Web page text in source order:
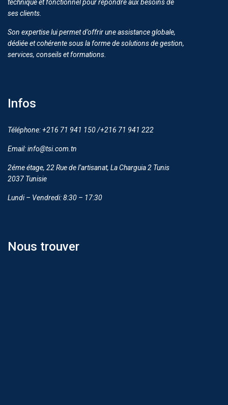
technique et fonctionnel pour répondre aux besoins de
ses clients.
Son expertise lui permet d’offrir une assistance globale,
dédiée et cohérente sous la forme de solutions de gestion,
services, conseils et formations.
Infos
Téléphone: +216 71 941 150 /+216 71 941 222
Email: info@tsi.com.tn
2éme étage, 22 Rue de l’artisanat, La Charguia 2 Tunis
2037 Tunisie
Lundi – Vendredi: 8:30 – 17:30
Nous trouver